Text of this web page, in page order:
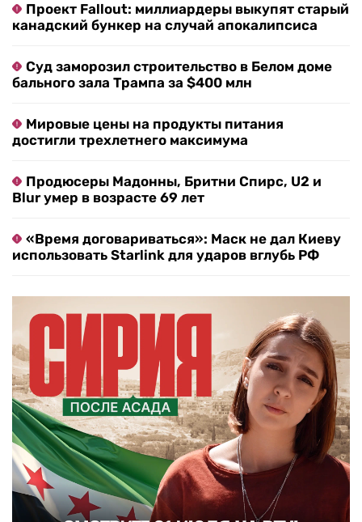
Проект Fallout: миллиардеры выкупят старый
канадский бункер на случай апокалипсиса
Суд заморозил строительство в Белом доме
бального зала Трампа за $400 млн
Мировые цены на продукты питания
достигли трехлетнего максимума
Продюсеры Мадонны, Бритни Спирс, U2 и
Blur умер в возрасте 69 лет
«Время договариваться»: Маск не дал Киеву
использовать Starlink для ударов вглубь РФ